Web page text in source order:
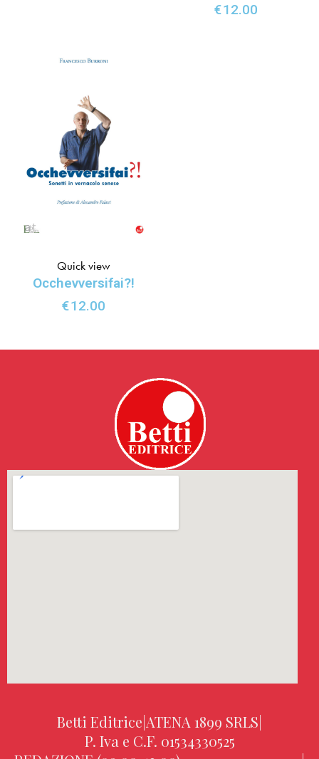
€12.00
Occhevversifai?!
€12.00
Quick view
Betti Editrice ATENA 1899 SRLS
P. Iva e C.F. 01534330525